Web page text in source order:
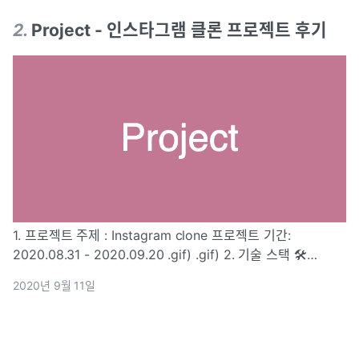
2. Project - 인스타그램 클론 프로젝트 후기
1. 프로젝트 주제 : Instagram clone 프로젝트 기간:
2020.08.31 - 2020.09.20 .gif) .gif) 2. 기술 스택 🛠
로그인
2020년 9월 11일